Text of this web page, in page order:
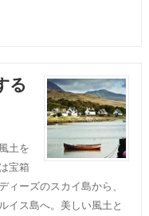
る
土を
宝箱
ィーズのスカイ島から、
イス島へ。美しい風土と